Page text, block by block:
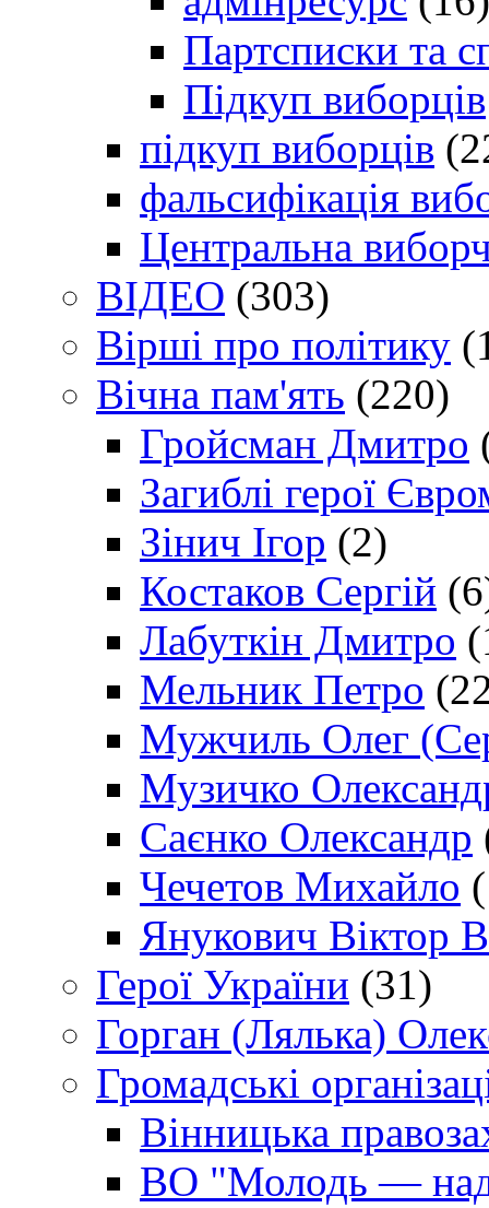
Партсписки та
Підкуп виборців
підкуп виборців
фальсифікація
Центральна
ВІДЕО (303)
Вірші про політику
Вічна пам'ять (220)
Гройсман Дмитро
Загиблі герої
Зінич Ігор (2)
Костаков Сергій
Лабуткін Дмитро
Мельник Петро
Мужчиль Олег
Музичко
Саєнко Олександр
Чечетов Михайло
Янукович Віктор
Герої України (31)
Горган (Лялька)
Громадські
Вінницька
ВО "Молодь —